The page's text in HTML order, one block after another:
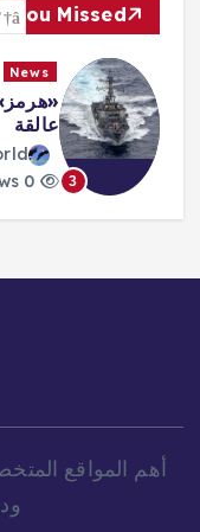
You Missed
3
News
عالقة
أهم المواقع